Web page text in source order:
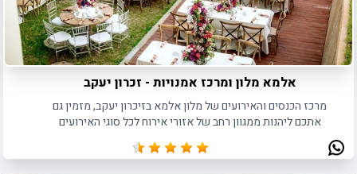
אלמא מלון ומרכז אמנויות - זכרון יעקב
מרכז הכנסים והאירועים של מלון אלמא בזיכרון יעקב, מזמין גם
אתכם ליהנות ממגוון רחב של אזורי אירוח לכל סוגי האירועים
הפרטיים והעסקיים כאחד.